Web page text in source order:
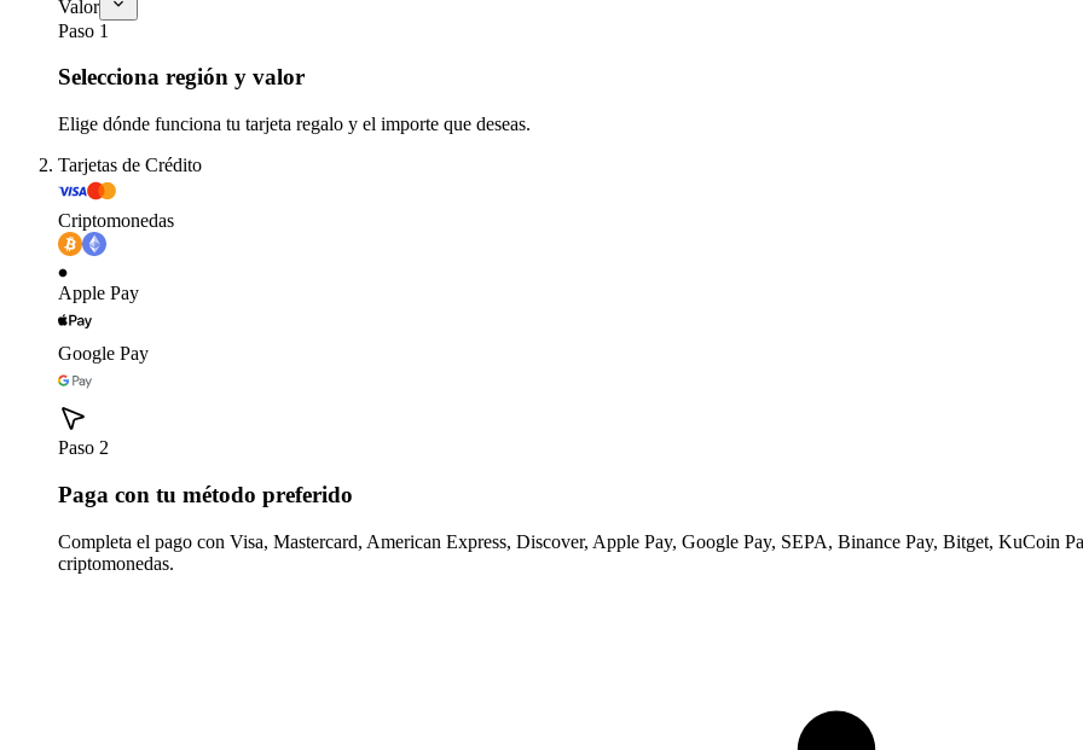
Valor
Paso 1
Selecciona región y valor
Elige dónde funciona tu tarjeta regalo y el importe que deseas.
Tarjetas de Crédito
Criptomonedas
Apple Pay
Google Pay
Paso 2
Paga con tu método preferido
Completa el pago con Visa, Mastercard, American Express, Discover, Apple Pay, Google Pay, SEPA, Binance Pay, Bitget, KuCoin
criptomonedas.